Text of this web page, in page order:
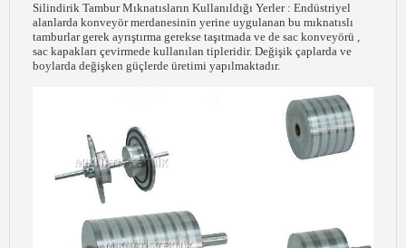
Silindirik Tambur Mıknatısların Kullanıldığı Yerler : Endüstriyel
alanlarda konveyör merdanesinin yerine uygulanan bu mıknatıslı
tamburlar gerek ayrıştırma gerekse taşıtmada ve de sac konveyörü ,
sac kapakları çevirmede kullanılan tipleridir. Değişik çaplarda ve
boylarda değişken güçlerde üretimi yapılmaktadır.